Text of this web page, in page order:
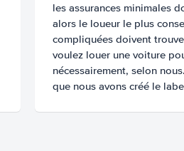
les assurances minimales
alors le loueur le plus
compliquées doivent
voulez louer une voiture
nécessairement, selon
que nous avons créé le